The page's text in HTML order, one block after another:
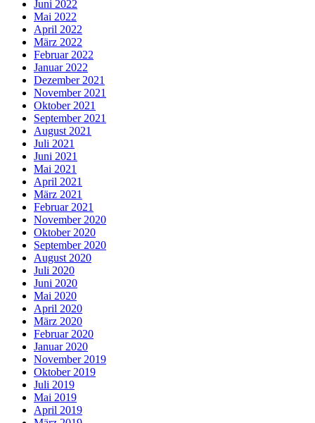
Juni 2022
Mai 2022
April 2022
März 2022
Februar 2022
Januar 2022
Dezember 2021
November 2021
Oktober 2021
September 2021
August 2021
Juli 2021
Juni 2021
Mai 2021
April 2021
März 2021
Februar 2021
November 2020
Oktober 2020
September 2020
August 2020
Juli 2020
Juni 2020
Mai 2020
April 2020
März 2020
Februar 2020
Januar 2020
November 2019
Oktober 2019
Juli 2019
Mai 2019
April 2019